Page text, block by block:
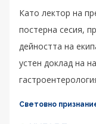
Като лектор на
постерна сесия,
дейността на
устен доклад на
Световно